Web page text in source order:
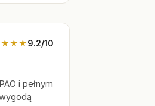
9.2/10
i pełnym